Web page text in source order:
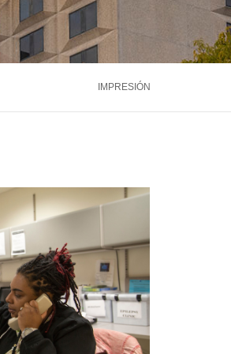
Médula Ósea
Hígado
Riñón
Llámenos866.600.2273
IMPRESIÓN